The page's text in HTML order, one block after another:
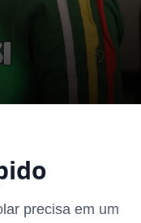
precisa em um